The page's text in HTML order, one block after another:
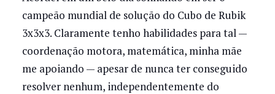
campeão mundial de solução do Cubo de Rubik
3x3x3. Claramente tenho habilidades para tal —
coordenação motora, matemática, minha mãe
me apoiando — apesar de nunca ter conseguido
resolver nenhum, independentemente do